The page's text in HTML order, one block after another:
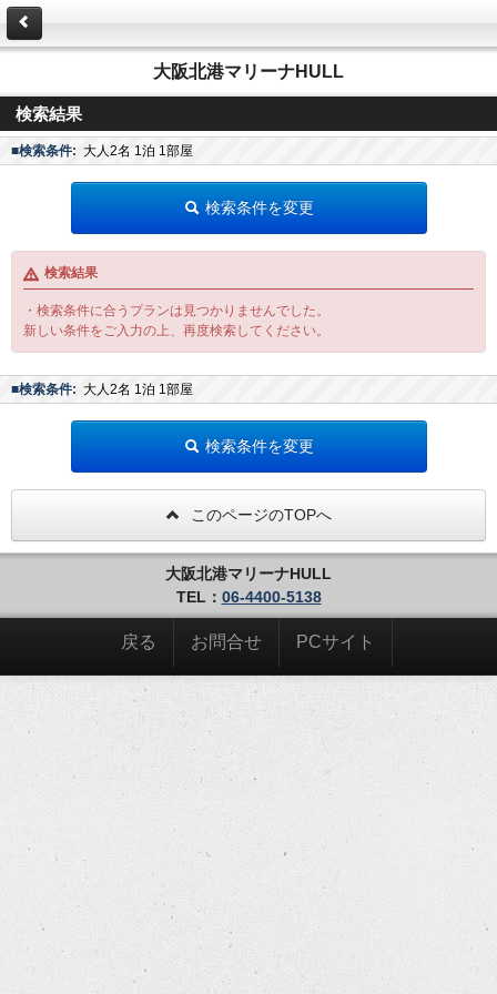
大阪北港マリーナHULL
検索結果
■検索条件: 大人2名 1泊 1部屋
検索条件を変更
検索結果
・検索条件に合うプランは見つかりませんでした。
新しい条件をご入力の上、再度検索してください。
■検索条件: 大人2名 1泊 1部屋
検索条件を変更
このページのTOPへ
大阪北港マリーナHULL
TEL： 06-4400-5138
戻る お問合せ PCサイト